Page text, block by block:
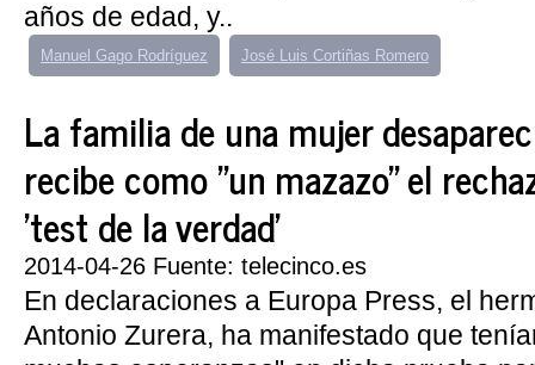
años de edad, y..
Manuel Gago Rodríguez José Luis Cortiñas Romero
La familia de una mujer
recibe como "un mazazo" el
'test de la verdad'
2014-04-26 Fuente: telecinco.es
En declaraciones a Europa Press, el
Antonio Zurera, ha manifestado que